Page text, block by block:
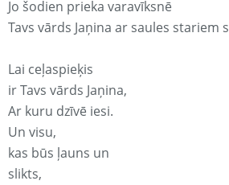
Jo šodien prieka varavīksnē
Tavs vārds Jaņina ar saules stariem
Lai ceļaspieķis
ir Tavs vārds Jaņina,
Ar kuru dzīvē iesi.
Un visu,
kas būs ļauns un
slikts,